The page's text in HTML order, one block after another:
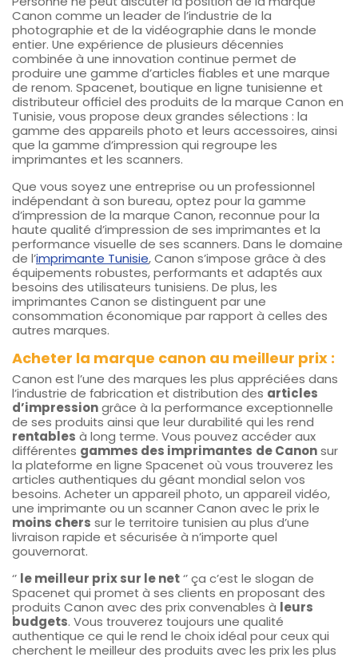
Canon comme un leader de l’industrie de la
photographie et de la vidéographie dans le monde
entier. Une expérience de plusieurs décennies
combinée à une innovation continue permet de
produire une gamme d’articles fiables et une marque
de renom. Spacenet, boutique en ligne tunisienne et
distributeur officiel des produits de la marque Canon en
Tunisie, vous propose deux grandes sélections : la
gamme des appareils photo et leurs accessoires, ainsi
que la gamme d’impression qui regroupe les
imprimantes et les scanners.
Que vous soyez une entreprise ou un professionnel
indépendant à son bureau, optez pour la gamme
d’impression de la marque Canon, reconnue pour la
haute qualité d’impression de ses imprimantes et la
performance visuelle de ses scanners. Dans le domaine
de l’imprimante Tunisie, Canon s’impose grâce à des
équipements robustes, performants et adaptés aux
besoins des utilisateurs tunisiens. De plus, les
imprimantes Canon se distinguent par une
consommation économique par rapport à celles des
autres marques.
Acheter la marque canon au meilleur prix :
Canon est l’une des marques les plus appréciées dans
l’industrie de fabrication et distribution des articles
d’impressiongrâce à la performance exceptionnelle
de ses produits ainsi que leur durabilité qui les rend
rentables à long terme. Vous pouvez accéder aux
différentes gammes des imprimantes de Canonsur
la plateforme en ligne Spacenet où vous trouverez les
articles authentiques du géant mondial selon vos
besoins. Acheter un appareil photo, un appareil vidéo,
une imprimante ou un scanner Canon avec le prix le
moins chers sur le territoire tunisien au plus d’une
livraison rapide et sécurisée à n’importe quel
gouvernorat.
‘’ le meilleur prix sur le net‘’ ça c’est le slogan de
Spacenet qui promet à ses clients en proposant des
produits Canon avec des prix convenables à leurs
budgets. Vous trouverez toujours une qualité
authentique ce qui le rend le choix idéal pour ceux qui
cherchent le meilleur des produits avec les prix les plus